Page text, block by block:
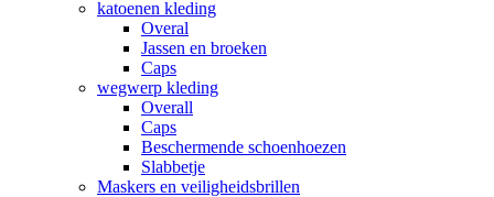
katoenen kleding
Overal
Jassen en broeken
Caps
wegwerp kleding
Overall
Caps
Beschermende schoenhoezen
Slabbetje
Maskers en veiligheidsbrillen